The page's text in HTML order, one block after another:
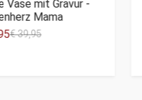
Vase mit Gravur -
Mama
€ 39,95